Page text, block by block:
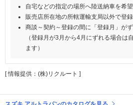
自宅などの指定の場所へ陸送納車を希
販売店所在地の所轄運輸支局以外で登
商談～契約～登録の間に「登録月」が
（登録月が3月から4月にずれる場合は
ます）
[ 情報提供：(株)リクルート ]